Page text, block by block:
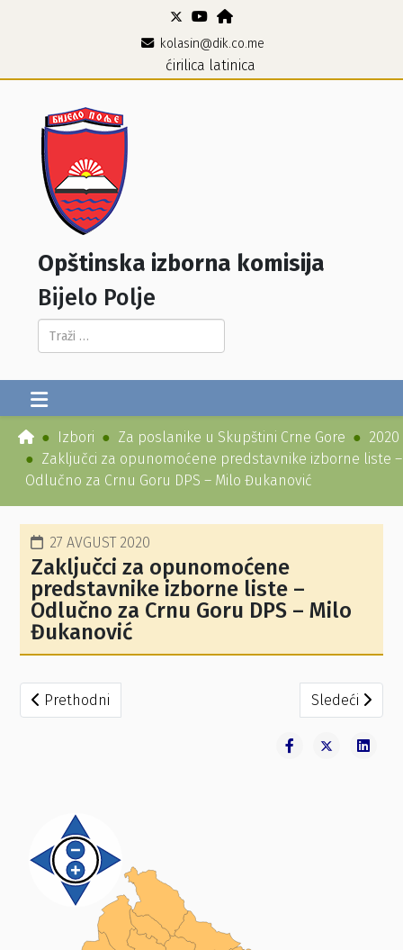
kolasin@dik.co.me
ćirilica latinica
Opštinska izborna komisija
Bijelo Polje
Pretraga...
Izbori Za poslanike u Skupštini Crne Gore
2020
Zaključci za opunomoćene predstavnike izborne liste –
Odlučno za Crnu Goru DPS – Milo Đukanović
27 AVGUST 2020
Zaključci za opunomoćene
predstavnike izborne liste –
Odlučno za Crnu Goru DPS – Milo
Đukanović
Prethodni članak: Zaključci za opunomoćene
Prethodni Sledeći
Sledeći